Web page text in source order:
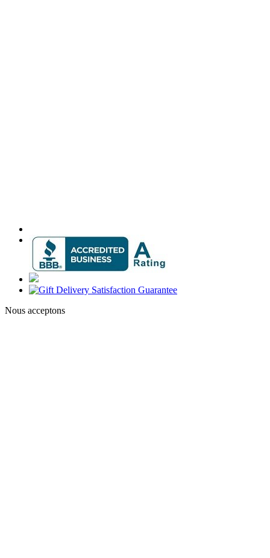
Nous acceptons